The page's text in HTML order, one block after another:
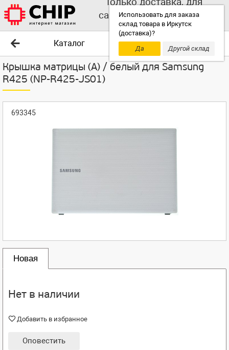
Использовать для заказа
склад товара в Иркутск
(доставка)?
Да
Другой склад
самовывоза выбирайте
другой склад!
Каталог
Крышка матрицы (A) / белый для Samsung
R425 (NP-R425-JS01)
693345
Новая
Нет в наличии
Добавить в избранное
Оповестить